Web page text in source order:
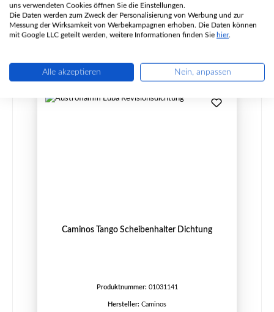
Regulärer Preis:
39,31 €
Sofort verfügbar, Lieferzeit: 2-4 Tage
Caminos Tango Scheibenhalter Dichtung
Produktnummer: 01031141
Hersteller: Caminos
uns verwendeten Cookies öffnen Sie die Einstellungen.
Die Daten werden zum Zweck der Personalisierung von Werbung und zur
Messung der Wirksamkeit von Werbekampagnen erhoben. Die Daten können
mit Google LLC geteilt werden, weitere Informationen finden Sie hier.
Alle akzeptieren Nein, anpassen